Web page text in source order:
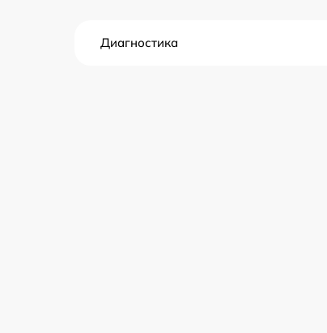
Диагностика